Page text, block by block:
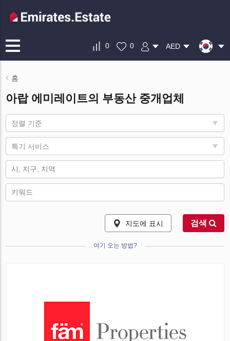
0 0 AED
홈
아랍 에미레이트의 부동산 중개업체
정렬 기준
특기 서비스
지도에 표시 검색
여기 오는 방법?